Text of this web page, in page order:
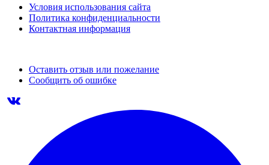
Условия использования сайта
Политика конфиденциальности
Контактная информация
Оставить отзыв или пожелание
Сообщить об ошибке